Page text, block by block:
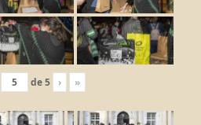
de5 › »